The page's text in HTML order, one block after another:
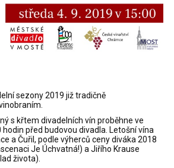
sezony 2019 již tradičně
s křtem divadelních vín proběhne ve
před budovou divadla. Letošní vína
a Čuřil, podle výherců ceny diváka 2018
Je Úchvatná!) a Jiřího Krause
života).